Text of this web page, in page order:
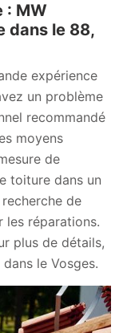
: MW
dans le 88,
expérience
un problème
recommandé
moyens
de
toiture dans un
de
les réparations.
plus de détails,
le Vosges.